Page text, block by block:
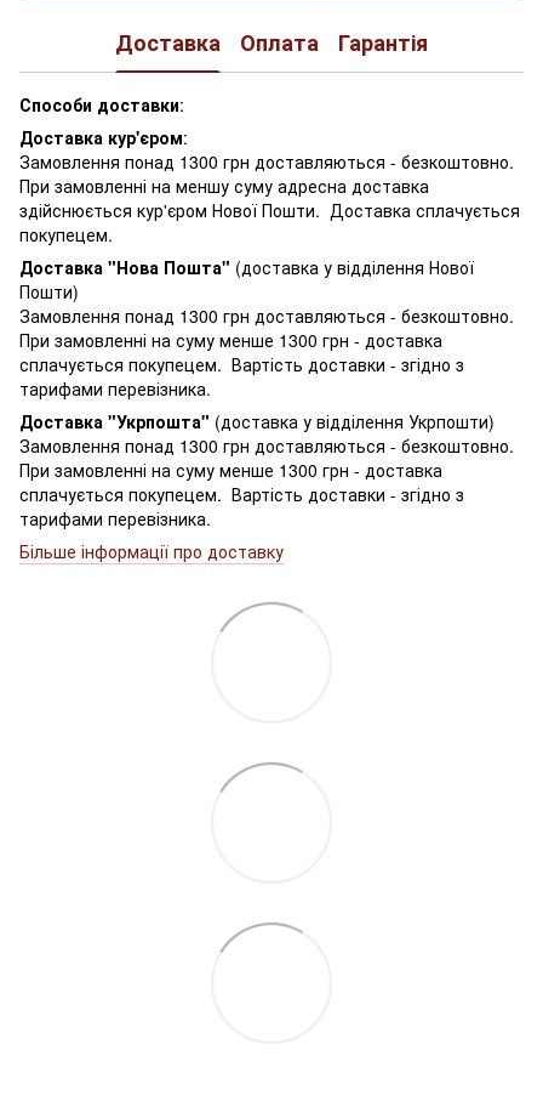
Доставка Оплата Гарантія
Способи доставки:
Доставка кур'єром:
Замовлення понад 1300 грн доставляються - безкоштовно.
При замовленні на меншу суму адресна доставка
здійснюється кур'єром Нової Пошти. Доставка сплачується
покупецем.
Доставка "Нова Пошта" (доставка у відділення Нової
Пошти)
Замовлення понад 1300 грн доставляються - безкоштовно.
При замовленні на суму менше 1300 грн - доставка
сплачується покупецем. Вартість доставки - згідно з
тарифами перевізника.
Доставка "Укрпошта" (доставка у відділення Укрпошти)
Замовлення понад 1300 грн доставляються - безкоштовно.
При замовленні на суму менше 1300 грн - доставка
сплачується покупецем. Вартість доставки - згідно з
тарифами перевізника.
Більше інформації про доставку